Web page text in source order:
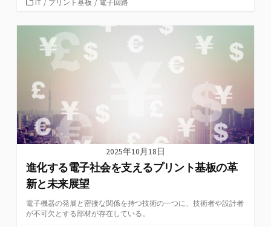
ゴ
IT / プリント基板 / 電子回路
2025年10月18日
進化する電子社会を支えるプリント基板の革
新と未来展望
電子機器の発展と密接な関係を持つ技術の一つに、技術者や設計者
が不可欠とする部材が存在している。